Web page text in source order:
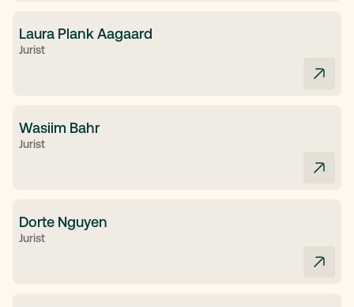
Laura Plank Aagaard
Jurist
Wasiim Bahr
Jurist
Dorte Nguyen
Jurist